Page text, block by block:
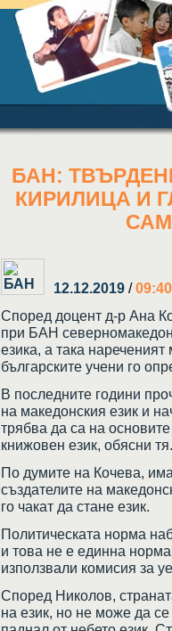
БАН:
КИРИЛИЦА И
12.12.2019 /09:40
Според доцент д-р Ана
при БАН
езика, а така
българските учени го
В последните години
на македонския език и
трябва да са на
книжовен език, обясни тя.
По думите на Кочева,
създателите на
го чакат да стане език.
Политическата норма
и това не е единна
използвали комисия за
Според Николов,
на език, но не може да